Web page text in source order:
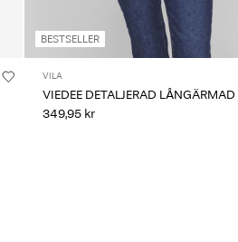
BESTSELLER
VILA
VIEDEE DETALJERAD LÅNGÄRMAD
349,95 kr